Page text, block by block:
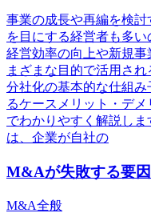
事業の成長や再編を検
を目にする経営者も多い
経営効率の向上や新規
まざまな目的で活用され
分社化の基本的な仕組
るケースメリット・デ
でわかりやすく解説し
は、企業が自社の
M&Aが失敗する要
M&A全般